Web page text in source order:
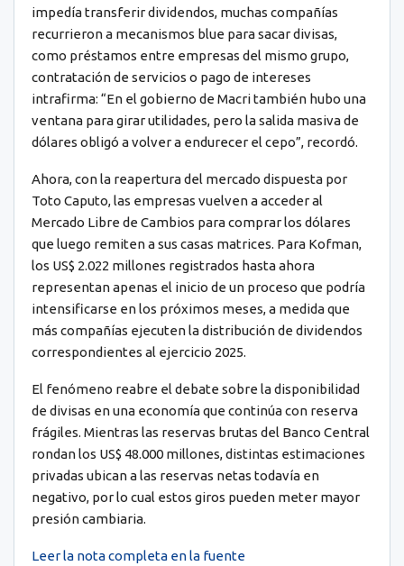
impedía transferir dividendos, muchas compañías
recurrieron a mecanismos blue para sacar divisas,
como préstamos entre empresas del mismo grupo,
contratación de servicios o pago de intereses
intrafirma: “En el gobierno de Macri también hubo una
ventana para girar utilidades, pero la salida masiva de
dólares obligó a volver a endurecer el cepo”, recordó.
Ahora, con la reapertura del mercado dispuesta por
Toto Caputo, las empresas vuelven a acceder al
Mercado Libre de Cambios para comprar los dólares
que luego remiten a sus casas matrices. Para Kofman,
los US$ 2.022 millones registrados hasta ahora
representan apenas el inicio de un proceso que podría
intensificarse en los próximos meses, a medida que
más compañías ejecuten la distribución de dividendos
correspondientes al ejercicio 2025.
El fenómeno reabre el debate sobre la disponibilidad
de divisas en una economía que continúa con reserva
frágiles. Mientras las reservas brutas del Banco Central
rondan los US$ 48.000 millones, distintas estimaciones
privadas ubican a las reservas netas todavía en
negativo, por lo cual estos giros pueden meter mayor
presión cambiaria.
Leer la nota completa en la fuente